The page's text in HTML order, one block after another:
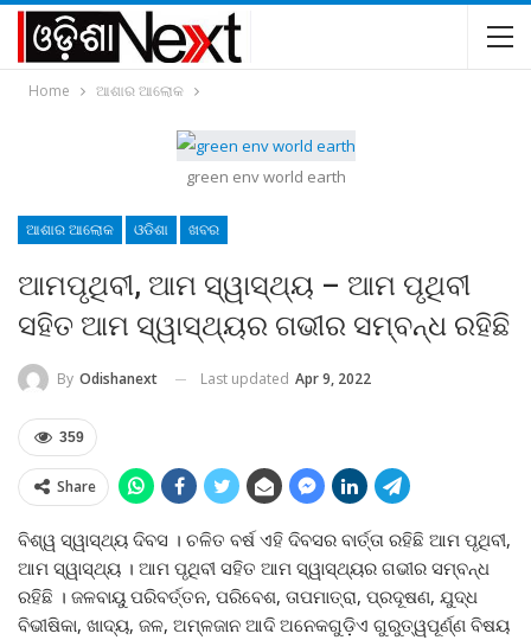
Home ଆଶାର ଆଲୋକ
green env world earth
ଆଶାର ଆଲୋକ ଓଡିଶା ଖବର
ଆମପୃଥିବୀ, ଆମ ସ୍ୱାସ୍ଥ୍ୟ – ଆମ ପୃଥିବୀ
ସହିତ ଆମ ସ୍ୱାସ୍ଥ୍ୟର ଗଭୀର ସମ୍ବନ୍ଧ ରହିଛି
By Odishanext Last updated Apr 9, 2022
359
Share
ବିଶ୍ୱ ସ୍ୱାସ୍ଥ୍ୟ ଦିବସ । ଚଳିତ ବର୍ଷ ଏହି ଦିବସର ବାର୍ତ୍ତା ରହିଛି ଆମ ପୃଥିବୀ,
ଆମ ସ୍ୱାସ୍ଥ୍ୟ । ଆମ ପୃଥିବୀ ସହିତ ଆମ ସ୍ୱାସ୍ଥ୍ୟର ଗଭୀର ସମ୍ବନ୍ଧ
ରହିଛି । ଜଳବାୟୁ ପରିବର୍ତ୍ତନ, ପରିବେଶ, ତାପମାତ୍ରା, ପ୍ରଦୂଷଣ, ଯୁଦ୍ଧ
ବିଭୀଷିକା, ଖାଦ୍ୟ, ଜଳ, ଅମ୍ଳଜାନ ଆଦି ଅନେକଗୁଡ଼ିଏ ଗୁରୁତ୍ୱପୂର୍ଣ୍ଣ ବିଷୟ